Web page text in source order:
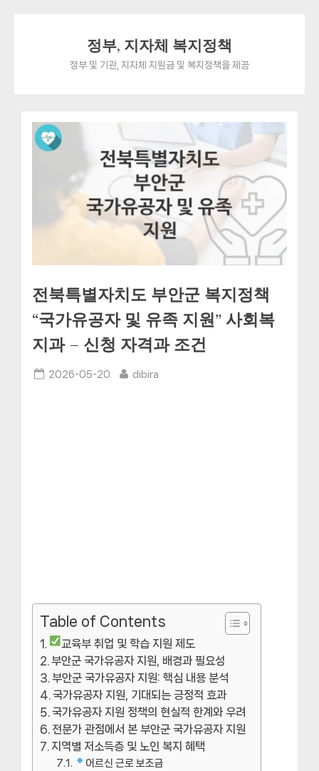
정부, 지자체 복지정책
정부 및 기관, 지자체 지원금 및 복지정책을 제공
전북특별자치도 부안군 복지정책
“국가유공자 및 유족 지원” 사회복
지과 – 신청 자격과 조건
Posted
2026-05-20 By
dibira
Table of Contents
교육부 취업 및 학습 지원 제도
부안군 국가유공자 지원, 배경과 필요성
부안군 국가유공자 지원: 핵심 내용 분석
국가유공자 지원, 기대되는 긍정적 효과
국가유공자 지원 정책의 현실적 한계와 우려
전문가 관점에서 본 부안군 국가유공자 지원
지역별 저소득층 및 노인 복지 혜택
어르신 근로 보조금